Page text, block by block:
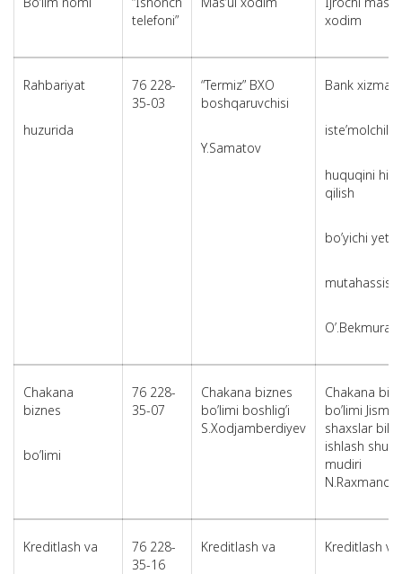
telefoni”
xodim
Rahbariyat
huzurida
76 228-
35-03
“Termiz” BXO
boshqaruvchisi
Y.Samatov
Bank
huquqini
qilish
bo’yichi
mutahassis
Chakana
biznes
bo’limi
76 228-
35-07
Chakana biznes
bo’limi boshlig’i
S.Xodjamberdiyev
Chakana
bo’limi
shaxslar
ishlash
mudiri
N.Raxmanov
Kreditlash va
76 228-
35-16
Kreditlash va Kreditlash va